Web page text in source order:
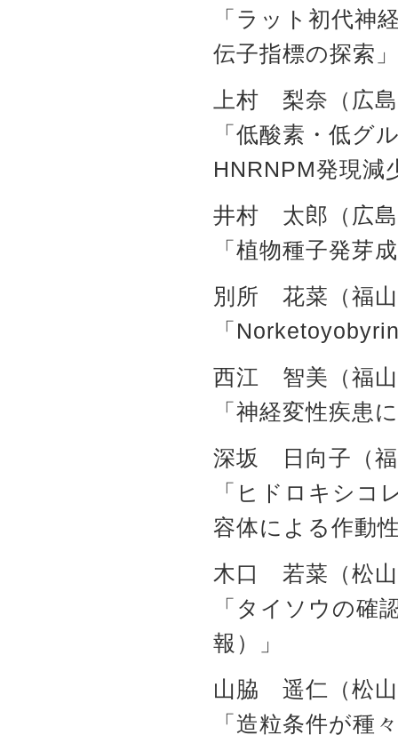
「ラット初代神
伝子指標の探索」
上村 梨奈（広
「低酸素・低グ
HNRNPM発現減
井村 太郎（広島
「植物種子発芽
別所 花菜（福
「
西江 智美（福
「神経変性疾患
深坂 日向子（福
「ヒドロキシコ
容体による作動
木口 若菜（松
「タイソウの確
報）」
山脇 遥仁（松
「造粒条件が種